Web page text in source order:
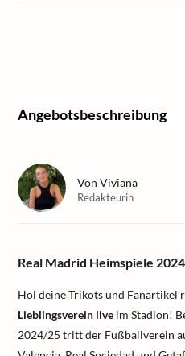
Angebotsbeschreibung
Real Madrid Heimspiele
Hol deine Trikots und Fanartikel
Lieblingsverein live im Stadion!
2024/25 tritt der Fußballverein
Von Viviana
Redakteurin